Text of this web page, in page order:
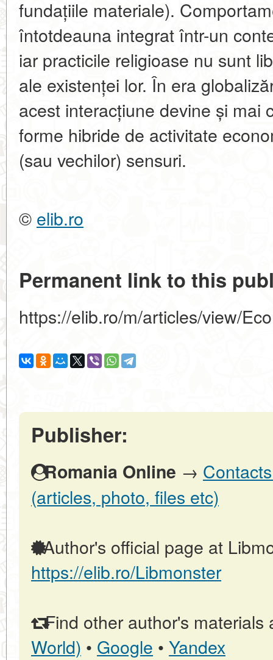
fundațiile materiale).
întotdeauna integrat într-un
iar practicile religioase nu sunt
ale existenței lor. În era
acest interacțiune devine și mai
forme hibride de activitate
(sau vechilor) sensuri.
© elib.ro
Permanent link to this
https://elib.ro/m/articles/view/
Publisher:
Romania Online →
(articles, photo, files etc)
Author's official page at
https://elib.ro/Libmonster
Find other author's materials
World) • Google • Yandex